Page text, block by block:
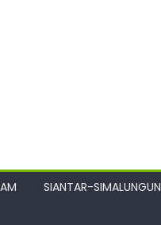
SIANTAR-SIMALUNGUN